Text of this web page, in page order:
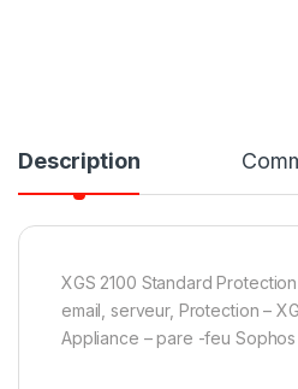
Description
XGS 2100 Standard
email, serveur, Protection –
Appliance – pare -feu Sophos